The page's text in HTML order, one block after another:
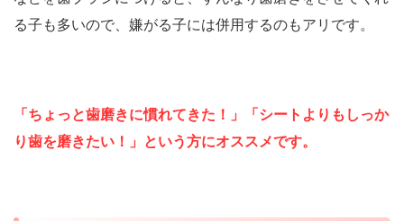
る子も多いので、嫌がる子には併用するのもアリです。
「ちょっと歯磨きに慣れてきた！」「シートよりもしっか
り歯を磨きたい！」という方にオススメです。